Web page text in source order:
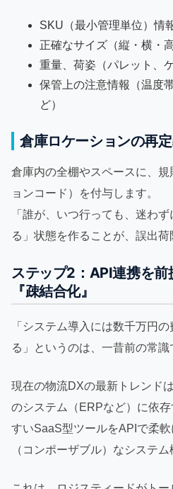
SKU（最小管理単位）情
正確なサイズ（縦・横・高
重量、荷姿（パレット、
保管上の注意情報（温度
ど）
倉庫ロケーションの再
倉庫内の全棚やスペースに、
ョンコード）を付与します。
「誰が、いつ行っても、迷わ
る」状態を作ることが、誤出荷
ステップ2：API連携を
『疎結合化』
「システム導入には数千万円
る」というのは、一昔前の常識
現在の物流DXの最新トレンド
のシステム（ERPなど）に依
すいSaaS型ツールをAPIで柔
（コンポーザブル）なシステム